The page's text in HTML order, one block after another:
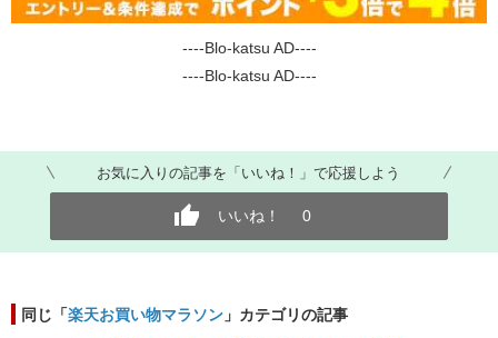
----Blo-katsu AD----
----Blo-katsu AD----
お気に入りの記事を「いいね！」で応援しよう
いいね！ 0
同じ「楽天お買い物マラソン 」カテゴリの記事